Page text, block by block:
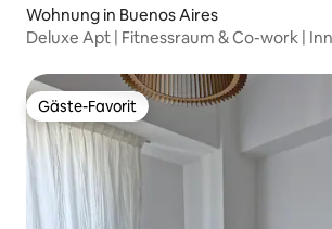
Wohnung in Buenos Aires
Deluxe Apt | Fitnessraum & Co-work |
Gäste-Favorit
Gäste-Favorit